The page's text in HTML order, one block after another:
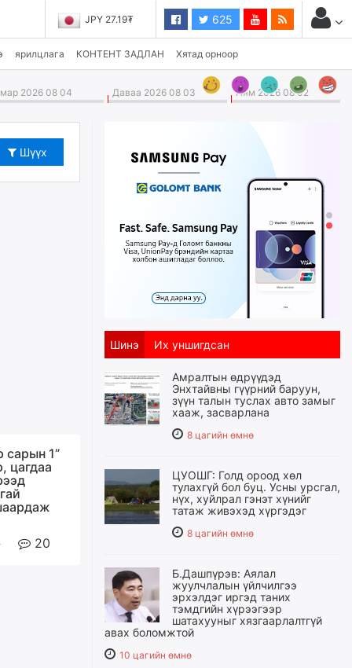
JPY 27.19₮ 625
ярилцлага КОНТЕНТ ЗАДЛАН Хятад орноор
2026 08 04 Даваа 2026 08 03 Ням 2026 08 02
Шүүх
сарын 1”
цагдаа
20
Шинэ Их уншигдсан
Амралтын өдрүүдэд
Энхтайвны гүүрний баруун,
зүүн талын туслах авто замыг
хааж, засварлана
8 цагийн өмнө
ЦУОШГ: Голд ороод хөл
тулахгүй бол буц. Усны урсгал,
нүх, хуйлрал гэнэт хүнийг
татаж живэхэд хүргэдэг
8 цагийн өмнө
Б.Дашпүрэв: Аялал
жуулчлалын үйлчилгээ
эрхэлдэг иргэд таних
тэмдгийн хүрээгээр
шатахууныг хязгаарлалтгүй
авах боломжтой
10 цагийн өмнө